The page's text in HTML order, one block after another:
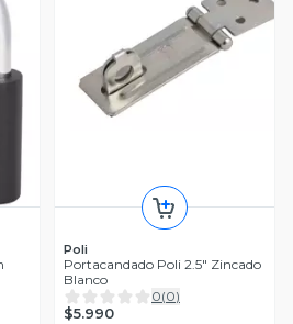
Poli
Portacandado Poli 2.5" Zincado
Blanco
0(0)
$5.990